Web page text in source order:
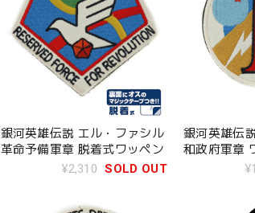
銀河英雄伝説 エル・ファシル
革命予備軍章 脱着式ワッペン
¥2,310 SOLD OUT
銀河英雄伝
和政府軍章